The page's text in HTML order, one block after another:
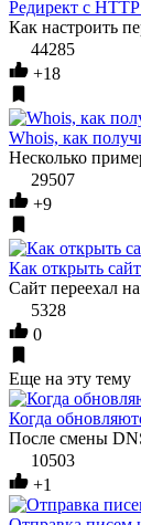
Редирект с
Как настроить
44285
+18
Whois, как
Несколько
29507
+9
Как открыть
Сайт переехал
5328
0
Еще на эту тему
Когда
После смены
10503
+1